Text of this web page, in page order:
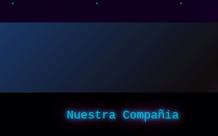
Nuestra Compañia